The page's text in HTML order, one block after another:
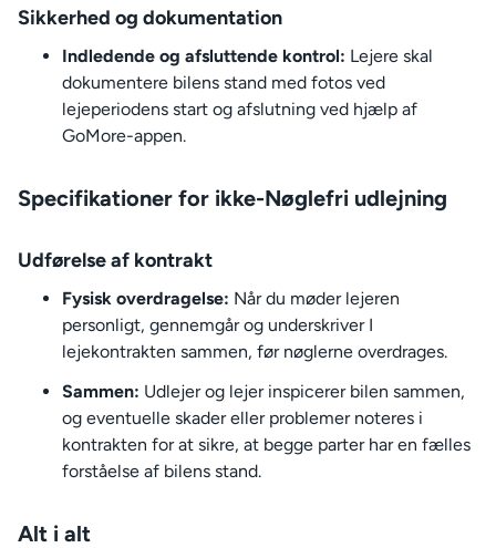
Sikkerhed og dokumentation
Indledende og afsluttende kontrol: Lejere skal
dokumentere bilens stand med fotos ved
lejeperiodens start og afslutning ved hjælp af
GoMore-appen.
Specifikationer for ikke-Nøglefri udlejning
Udførelse af kontrakt
Fysisk overdragelse: Når du møder lejeren
personligt, gennemgår og underskriver I
lejekontrakten sammen, før nøglerne overdrages.
Sammen: Udlejer og lejer inspicerer bilen sammen,
og eventuelle skader eller problemer noteres i
kontrakten for at sikre, at begge parter har en fælles
forståelse af bilens stand.
Alt i alt